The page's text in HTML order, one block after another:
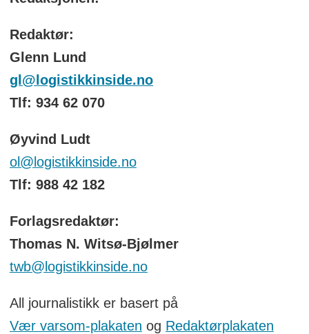
Redaktør:
Glenn Lund
gl@logistikkinside.no
Tlf: 934 62 070
Øyvind Ludt
ol@logistikkinside.no
Tlf: 988 42 182
Forlagsredaktør:
Thomas N. Witsø-Bjølmer
twb@logistikkinside.no
All journalistikk er basert på
Vær varsom-plakaten og Redaktørplakaten